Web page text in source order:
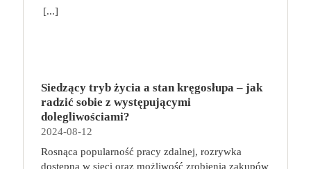
scenarzysty Frederic Maupome. Ten tom nosi tytuł
przed odkryciem, kim są. W tej serii autorzy
podejmują takie tematy, jak poszukiwanie
tożsamości, rodziny, samotności i odmienności pod
przykrywką opowieści o superbohaterach. W
trzecim tomie rodzeństwo znalazło się w policyjnym
[...]
Siedzący tryb życia a stan kręgosłupa – jak
radzić sobie z występującymi
dolegliwościami?
2024-08-12
Rosnąca popularność pracy zdalnej, rozrywka
dostępna w sieci oraz możliwość zrobienia zakupów